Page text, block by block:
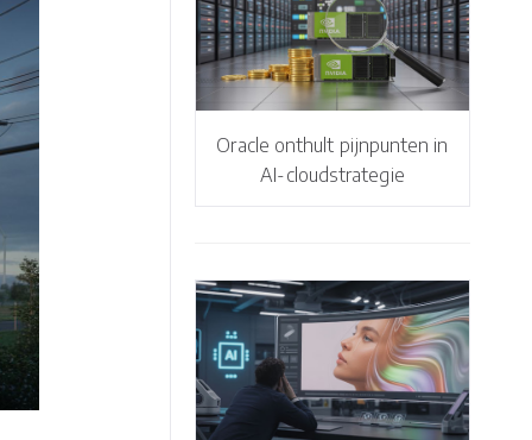
Oracle onthult pijnpunten in
AI-cloudstrategie